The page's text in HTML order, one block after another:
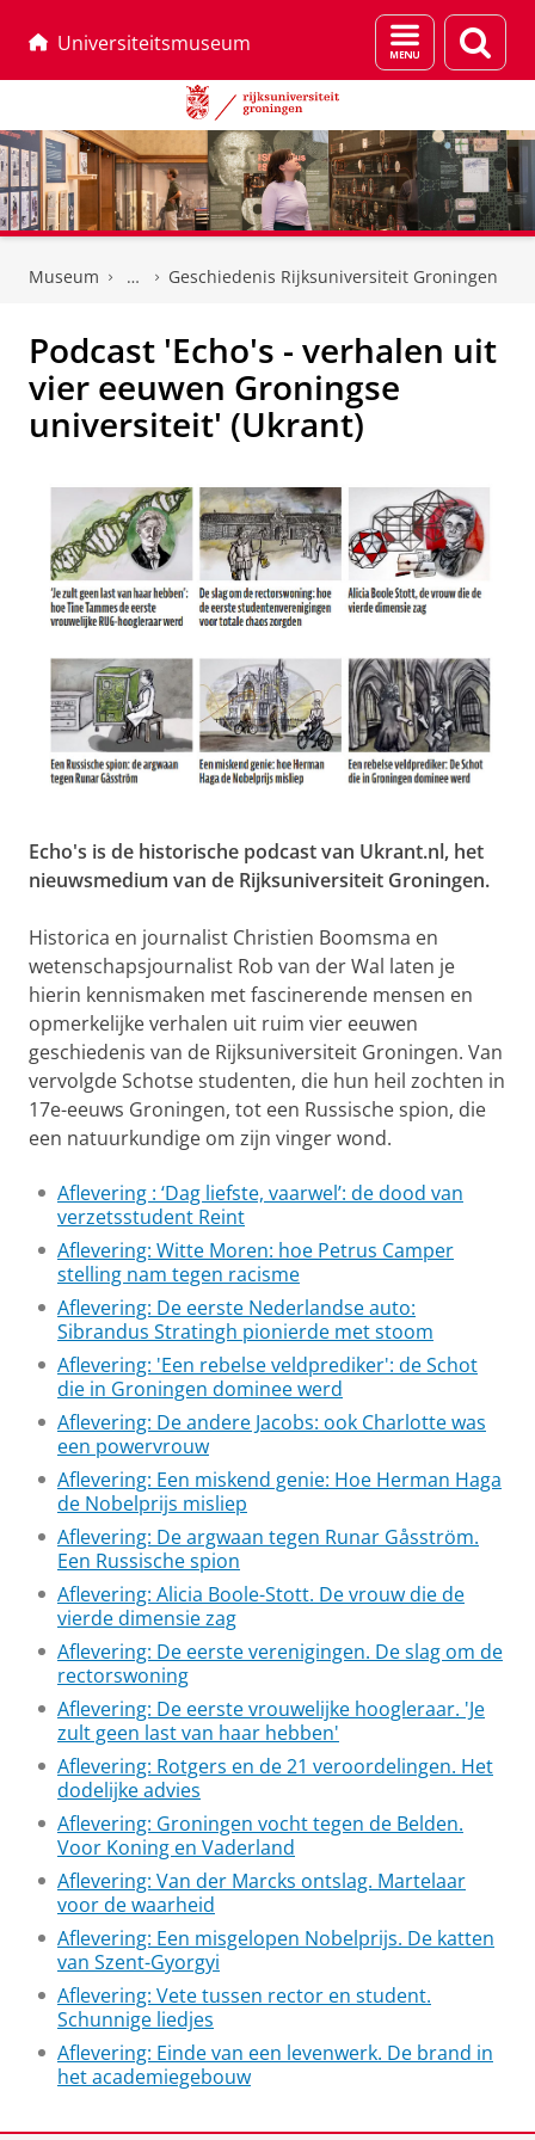
Universiteitsmuseum
Menu
en
Museum Geschiedenis Rijksuniversiteit Groningen
Podcast 'Echo's - verhalen uit
vier eeuwen Groningse
universiteit' (Ukrant)
Echo's is de historische podcast van Ukrant.nl, het
nieuwsmedium van de Rijksuniversiteit Groningen.
Historica en journalist Christien Boomsma en
wetenschapsjournalist Rob van der Wal laten je
hierin kennismaken met fascinerende mensen en
opmerkelijke verhalen uit ruim vier eeuwen
geschiedenis van de Rijksuniversiteit Groningen. Van
vervolgde Schotse studenten, die hun heil zochten in
17e-eeuws Groningen, tot een Russische spion, die
een natuurkundige om zijn vinger wond.
Aflevering : ‘Dag liefste, vaarwel’: de dood van
verzetsstudent Reint
Aflevering: Witte Moren: hoe Petrus Camper
stelling nam tegen racisme
Aflevering: De eerste Nederlandse auto:
Sibrandus Stratingh pionierde met stoom
Aflevering: 'Een rebelse veldprediker': de Schot
die in Groningen dominee werd
Aflevering: De andere Jacobs: ook Charlotte was
een powervrouw
Aflevering: Een miskend genie: Hoe Herman Haga
de Nobelprijs misliep
Aflevering: De argwaan tegen Runar Gåsström.
Een Russische spion
Aflevering: Alicia Boole-Stott. De vrouw die de
vierde dimensie zag
Aflevering: De eerste verenigingen. De slag om de
rectorswoning
Aflevering: De eerste vrouwelijke hoogleraar. 'Je
zult geen last van haar hebben'
Aflevering: Rotgers en de 21 veroordelingen. Het
dodelijke advies
Aflevering: Groningen vocht tegen de Belden.
Voor Koning en Vaderland
Aflevering: Van der Marcks ontslag. Martelaar
voor de waarheid
Aflevering: Een misgelopen Nobelprijs. De katten
van Szent-Gyorgyi
Aflevering: Vete tussen rector en student.
Schunnige liedjes
Aflevering: Einde van een levenwerk. De brand in
het academiegebouw